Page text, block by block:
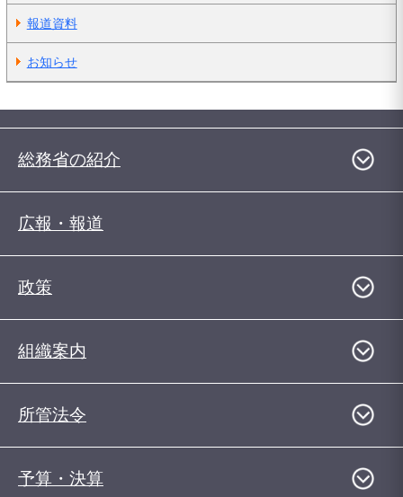
報道資料
お知らせ
総務省の紹介
広報・報道
政策
組織案内
所管法令
予算・決算